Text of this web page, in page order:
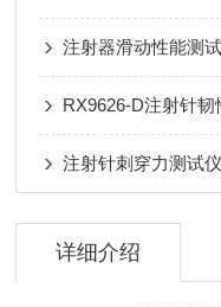
注射器滑动性能测
RX9626-D注射针
注射针刺穿力测试
详细介绍